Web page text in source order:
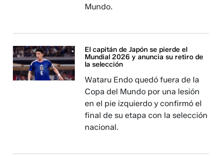
Mundo.
El capitán de Japón se pierde el
Mundial 2026 y anuncia su retiro de
la selección
Wataru Endo quedó fuera de la
Copa del Mundo por una lesión
en el pie izquierdo y confirmó el
final de su etapa con la selección
nacional.